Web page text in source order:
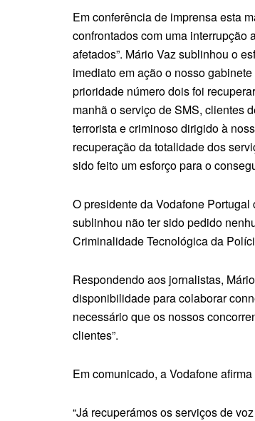
Em conferência de imprensa esta
confrontados com uma interrupção
afetados”. Mário Vaz sublinhou o
imediato em ação o nosso
prioridade número dois foi
manhã o serviço de SMS, clientes
terrorista e criminoso dirigido à
recuperação da totalidade dos
sido feito um esforço para o
O presidente da Vodafone Portugal
sublinhou não ter sido pedido
Criminalidade Tecnológica da
Respondendo aos jornalistas,
disponibilidade para colaborar
necessário que os nossos
clientes”.
Em comunicado, a Vodafone
“Já recuperámos os serviços de